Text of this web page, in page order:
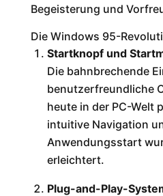
Begeisterung und
Die Windows 95-
Startknopf und
Die bahnbrechende
benutzerfreundliche
heute in der PC-Welt
intuitive Navigation
Anwendungsstart
erleichtert.
Plug-and-Play-